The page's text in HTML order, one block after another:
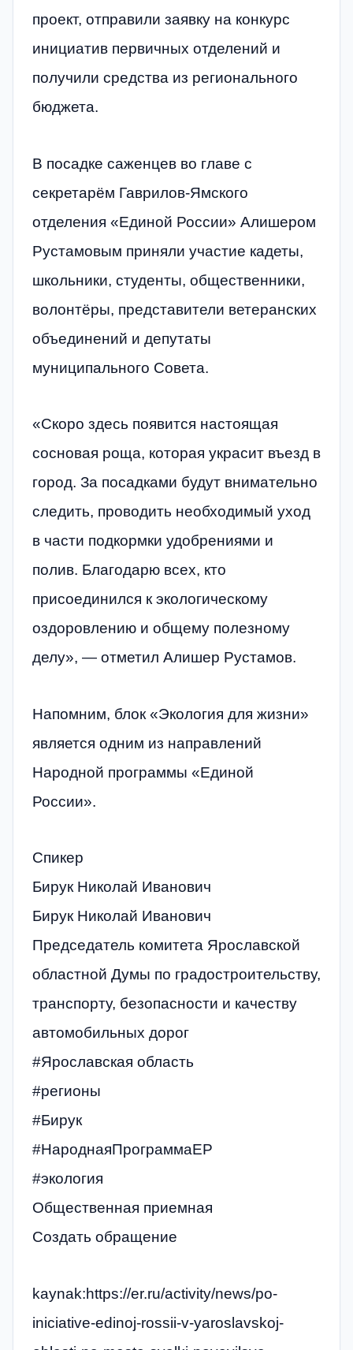
проект, отправили заявку на конкурс
инициатив первичных отделений и
получили средства из регионального
бюджета.
В посадке саженцев во главе с
секретарём Гаврилов-Ямского
отделения «Единой России» Алишером
Рустамовым приняли участие кадеты,
школьники, студенты, общественники,
волонтёры, представители ветеранских
объединений и депутаты
муниципального Совета.
«Скоро здесь появится настоящая
сосновая роща, которая украсит въезд в
город. За посадками будут внимательно
следить, проводить необходимый уход
в части подкормки удобрениями и
полив. Благодарю всех, кто
присоединился к экологическому
оздоровлению и общему полезному
делу», — отметил Алишер Рустамов.
Напомним, блок «Экология для жизни»
является одним из направлений
Народной программы «Единой
России».
Спикер
Бирук Николай Иванович
Бирук Николай Иванович
Председатель комитета Ярославской
областной Думы по градостроительству,
транспорту, безопасности и качеству
автомобильных дорог
#Ярославская область
#регионы
#Бирук
#НароднаяПрограммаЕР
#экология
Общественная приемная
Создать обращение
kaynak:https://er.ru/activity/news/po-
iniciative-edinoj-rossii-v-yaroslavskoj-